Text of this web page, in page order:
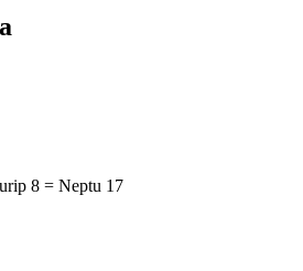
8 = Neptu 17